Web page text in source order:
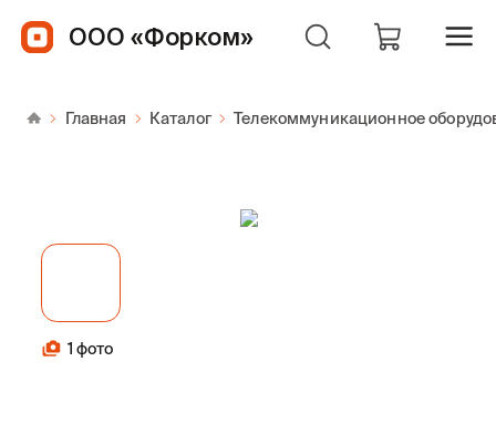
ООО «Форком»
Главная Каталог Телекоммуникационное
1 фото